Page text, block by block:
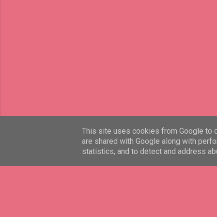
This site uses cookies from Google to
are shared with Google along with
statistics, and to detect and address